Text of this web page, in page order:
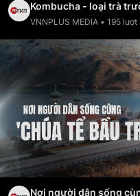
Kombucha - loại trà
VNNPLUS MEDIA • 195 lượt
Nơi người dân sống